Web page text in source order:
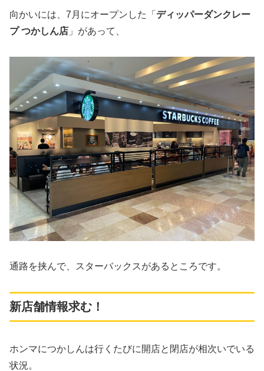
向かいには、7月にオープンした「 ディッパーダンクレー
プ つかしん店 」があって、
通路を挟んで、スターバックスがあるところです。
新店舗情報求む！
ホンマにつかしんは行くたびに開店と閉店が相次いでいる
状況。